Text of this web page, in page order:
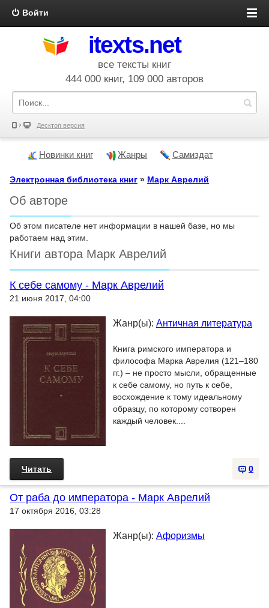
Войти
itexts.net
все тексты книг
444 000 книг, 109 000 авторов
Десктоп версия
Новинки книг Жанры Самиздат
Электронная библиотека книг » Марк Аврелий
Об авторе
Об этом писателе нет информации в нашей базе, но мы
работаем над этим.
Книги автора Марк Аврелий
К себе самому - Марк Аврелий
21 июня 2017, 04:00
Жанр(ы): Античная литература
Книга римского императора и
философа Марка Аврелия (121–180
гг.) – не просто мысли, обращенные
к себе самому, но путь к себе,
восхождение к тому идеальному
образцу, по которому сотворен
каждый человек....
0
Читать
От раба до императора - Марк Аврелий
17 октября 2016, 03:28
Жанр(ы): Афоризмы